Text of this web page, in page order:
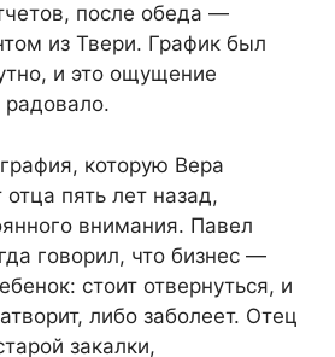
после обеда —
из Твери. График был
и это ощущение
радовало.
которую Вера
пять лет назад,
внимания. Павел
говорил, что бизнес —
стоит отвернуться, и
либо заболеет. Отец
закалки,